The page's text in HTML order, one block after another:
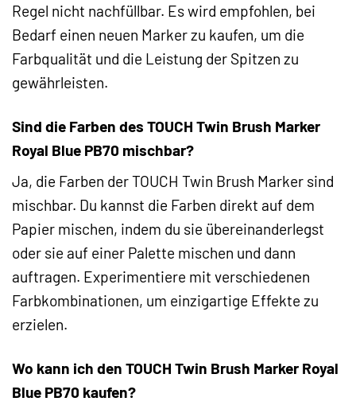
Regel nicht nachfüllbar. Es wird empfohlen, bei
Bedarf einen neuen Marker zu kaufen, um die
Farbqualität und die Leistung der Spitzen zu
gewährleisten.
Sind die Farben des TOUCH Twin Brush Marker
Royal Blue PB70 mischbar?
Ja, die Farben der TOUCH Twin Brush Marker sind
mischbar. Du kannst die Farben direkt auf dem
Papier mischen, indem du sie übereinanderlegst
oder sie auf einer Palette mischen und dann
auftragen. Experimentiere mit verschiedenen
Farbkombinationen, um einzigartige Effekte zu
erzielen.
Wo kann ich den TOUCH Twin Brush Marker Royal
Blue PB70 kaufen?